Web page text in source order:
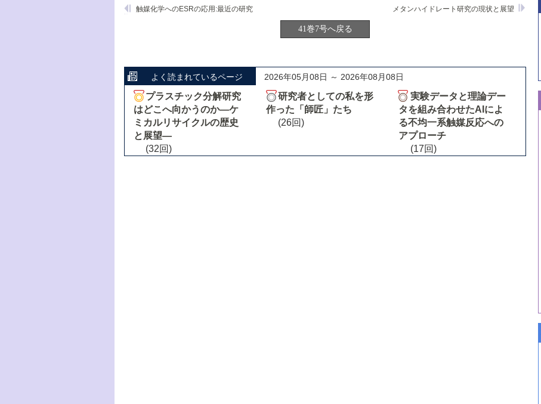
メタンハイドレート研究の現状と展望
触媒化学へのESRの応用:最近の研究
41巻7号へ戻る
よく読まれているページ 2026年05月08日 ～ 2026年08月08日
プラスチック分解研究
はどこへ向かうのか―ケ
ミカルリサイクルの歴史
と展望―
(32回)
研究者としての私を形
作った「師匠」たち
(26回)
実験データと理論デー
タを組み合わせたAIによ
る不均一系触媒反応への
アプローチ
(17回)